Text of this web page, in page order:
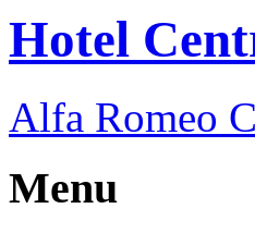
Hotel
Alfa Romeo
Menu